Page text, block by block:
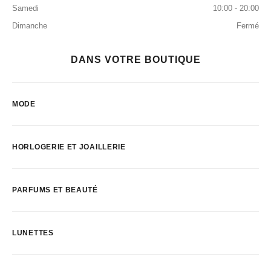
Samedi
10:00 - 20:00
Dimanche
Fermé
DANS VOTRE BOUTIQUE
MODE
HORLOGERIE ET JOAILLERIE
PARFUMS ET BEAUTÉ
LUNETTES